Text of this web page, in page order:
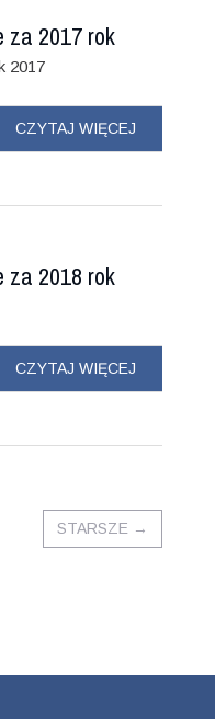
za 2017 rok
2017
CZYTAJ WIĘCEJ
za 2018 rok
CZYTAJ WIĘCEJ
STARSZE →